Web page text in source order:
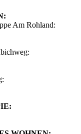
Am Rohland: